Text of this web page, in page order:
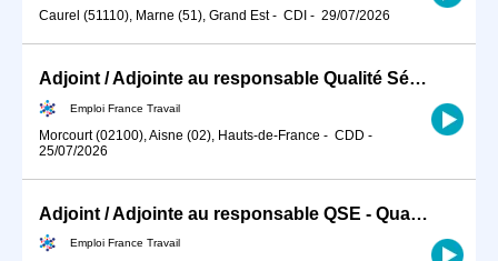
Caurel (51110), Marne (51), Grand Est- CDI - 29/07/2026
Adjoint / Adjointe au responsable Qualité Sécurité Environnement (H/F)
Emploi France Travail
Morcourt (02100), Aisne (02), Hauts-de-France - CDD -
25/07/2026
Adjoint / Adjointe au responsable QSE - Qualité Sécurité Environn (H/F)
Emploi France Travail